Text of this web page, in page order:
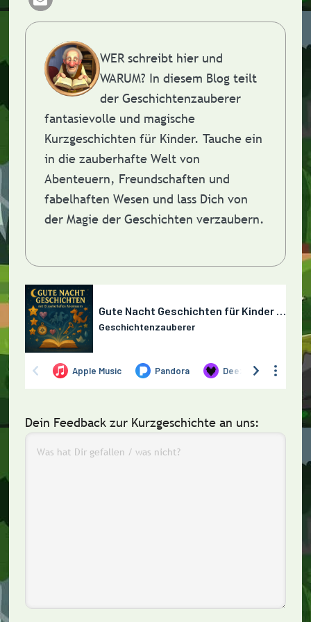
WER schreibt hier und
WARUM? In diesem Blog teilt
der Geschichtenzauberer
fantasievolle und magische
Kurzgeschichten für Kinder. Tauche ein
in die zauberhafte Welt von
Abenteuern, Freundschaften und
fabelhaften Wesen und lass Dich von
der Magie der Geschichten verzaubern.
Dein Feedback zur Kurzgeschichte an uns: